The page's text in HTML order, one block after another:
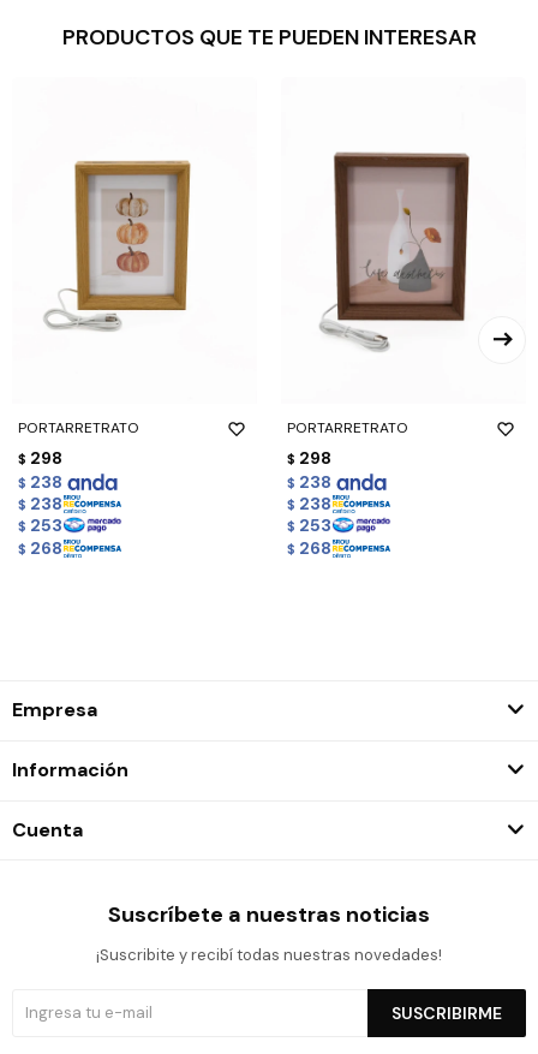
PRODUCTOS QUE TE PUEDEN INTERESAR
PORTARRETRATO
$ 298
$ 238
$ 238
$ 253
$ 268
PORTARRETRATO
$ 298
$ 238
$ 238
$ 253
$ 268
Empresa
Información
Cuenta
Suscríbete a nuestras noticias
¡Suscribite y recibí todas nuestras novedades!
SUSCRIBIRME